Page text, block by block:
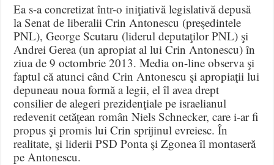
Ea s-a concretizat într-o iniţiativă legislativă depusă
la Senat de liberalii Crin Antonescu (preşedintele
PNL), George Scutaru (liderul deputaţilor PNL) şi
Andrei Gerea (un apropiat al lui Crin Antonescu) în
ziua de 9 octombrie 2013. Media on-line observa şi
faptul că atunci când Crin Antonescu şi apropiaţii lui
depuneau noua formă a legii, el îl avea drept
consilier de alegeri prezidenţiale pe israelianul
redevenit cetăţean român Niels Schnecker, care i-ar fi
propus şi promis lui Crin sprijinul evreiesc. În
realitate, şi liderii PSD Ponta şi Zgonea îl montaseră
pe Antonescu.